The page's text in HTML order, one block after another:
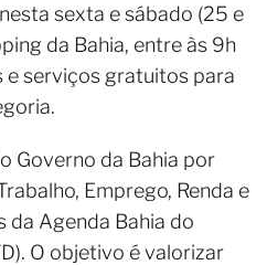
sexta e sábado (25 e
da Bahia, entre às 9h
e serviços gratuitos para
Governo da Bahia por
Emprego, Renda e
da Agenda Bahia do
O objetivo é valorizar